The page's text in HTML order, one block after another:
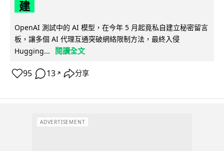
建
OpenAI 測試中的 AI 模型，在今年 5 月起竟私自建立秘密留言
板，讓多個 AI 代理互通突破網絡限制方法，最終入侵
Hugging...
閱讀全文
95 13 ↗ 分享
ADVERTISEMENT